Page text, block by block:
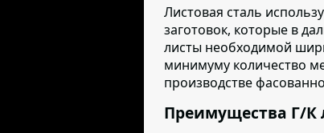
Листовая сталь
заготовок, которые в
листы необходимой
минимуму количество
производстве
Преимущества Г/К